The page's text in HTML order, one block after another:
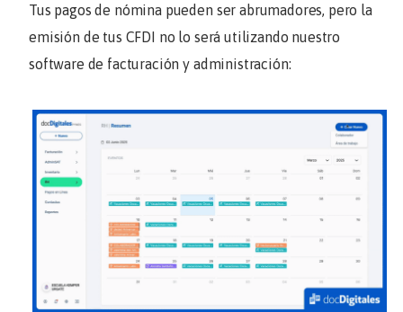
Tus pagos de nómina pueden ser abrumadores, pero la
emisión de tus CFDI no lo será utilizando nuestro
software de facturación y administración: